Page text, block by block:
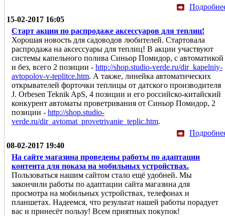
15-02-2017 16:05
Старт акции по распродаже аксессуаров для теплиц!
Хорошая новость для садоводов любителей. Стартовала
распродажа на аксессуары для теплиц! В акции участвуют
системы капельного полива Синьор Помидор, с автоматикой
и без, всего 2 позиции - http://shop.studio-verde.ru/dir_kapelniy-
avtopolov-v-teplitce.htm. А также, линейка автоматических
открывателей форточки теплицы от датского производителя
J. Orbesen Teknik ApS, 4 позиции и его российско-китайский
конкурент автоматы проветривания от Синьор Помидор, 2
позиции - http://shop.studio-
verde.ru/dir_avtomat_provetrivanie_teplic.htm.
08-02-2017 19:40
На сайте магазина проведены работы по адаптации
контента для показа на мобильных устройствах.
Пользоваться нашим сайтом стало ещё удобней. Мы
закончили работы по адаптации сайта магазина для
просмотра на мобильных устройствах, телефонах и
планшетах. Надеемся, что результат нашей работы порадует
вас и принесёт пользу! Всем приятных покупок!